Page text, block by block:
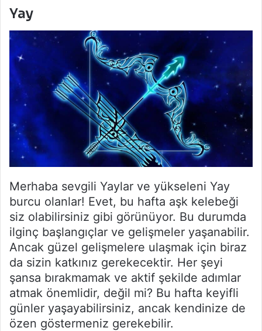
Yay
Merhaba sevgili Yaylar ve yükseleni Yay
burcu olanlar! Evet, bu hafta aşk kelebeği
siz olabilirsiniz gibi görünüyor. Bu durumda
ilginç başlangıçlar ve gelişmeler yaşanabilir.
Ancak güzel gelişmelere ulaşmak için biraz
da sizin katkınız gerekecektir. Her şeyi
şansa bırakmamak ve aktif şekilde adımlar
atmak önemlidir, değil mi? Bu hafta keyifli
günler yaşayabilirsiniz, ancak kendinize de
özen göstermeniz gerekebilir.